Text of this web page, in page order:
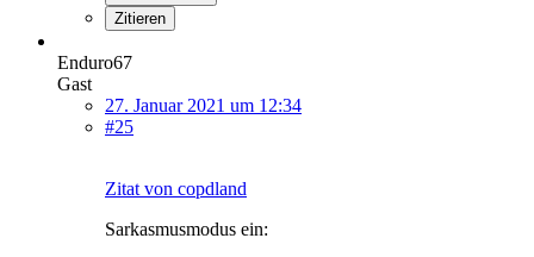
Zitieren
Enduro67
Gast
27. Januar 2021 um 12:34
#25
Zitat von copdland
Sarkasmusmodus ein: